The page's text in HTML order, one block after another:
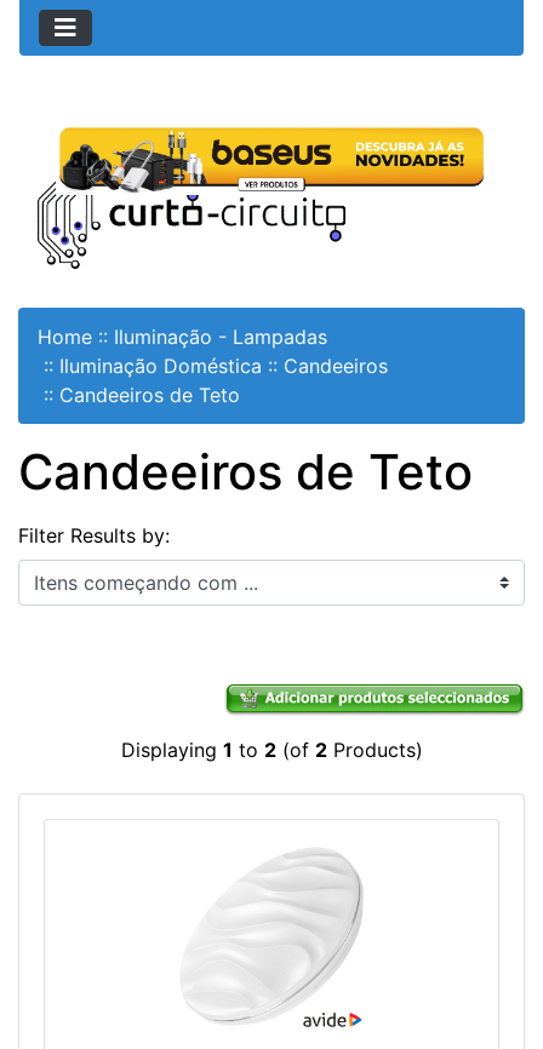
Home :: Iluminação - Lampadas
:: Iluminação Doméstica :: Candeeiros
:: Candeeiros de Teto
Candeeiros de Teto
Filter Results by:
Itens começando com ...
Displaying 1 to 2(of 2Products)